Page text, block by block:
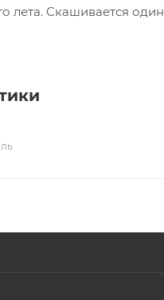
лета. Скашивается